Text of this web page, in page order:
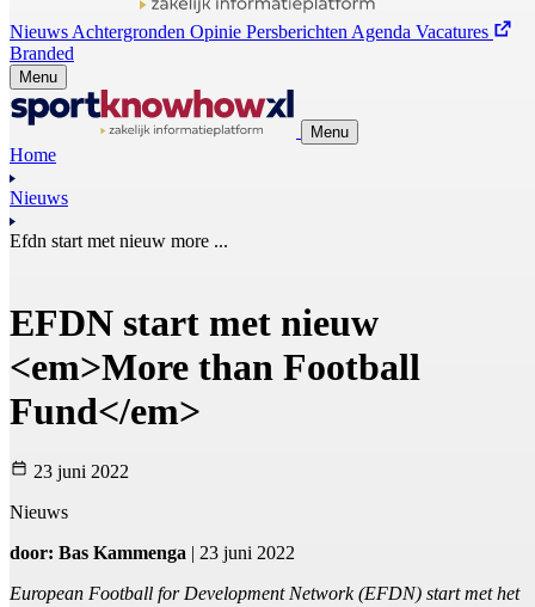
Nieuws Achtergronden Opinie Persberichten Agenda Vacatures
Branded
Menu
Menu
Home
Nieuws
Efdn start met nieuw more ...
EFDN start met nieuw
<em>More than Football
Fund</em>
23 juni 2022
Nieuws
door: Bas Kammenga | 23 juni 2022
European Football for Development Network (EFDN) start met het